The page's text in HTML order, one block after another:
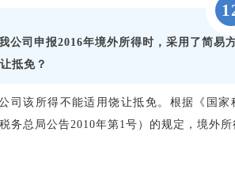
公司申报2016年境外所得时，采用了简易
抵免？
司该所得不能适用饶让抵免。根据《国
务总局公告2010年第1号）的规定，境外